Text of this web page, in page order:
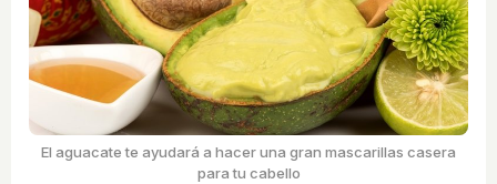
El aguacate te ayudará a hacer una gran mascarillas casera
para tu cabello